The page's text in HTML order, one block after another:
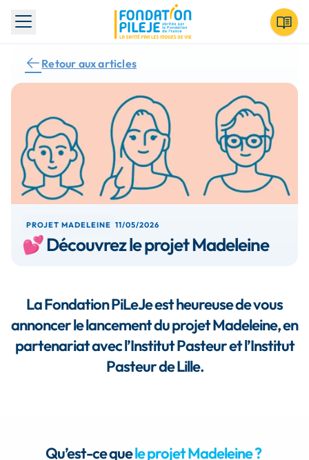
Toggle menu
Retour aux articles
PROJET MADELEINE 11/05/2026
💕 Découvrez le projet Madeleine
La Fondation PiLeJe est heureuse de vous
annoncer le lancement du projet Madeleine, en
partenariat avec l’Institut Pasteur et l’Institut
Pasteur de Lille.
Qu’est-ce quele projet Madeleine ?